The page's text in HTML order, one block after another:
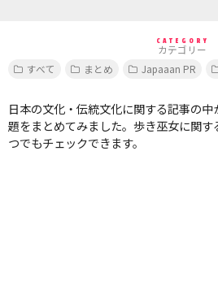
CATEGORY
カテゴリー
すべて
まとめ Japaaan PR
日本の文化・伝統文化に関する記事の
題をまとめてみました。歩き巫女に関
つでもチェックできます。